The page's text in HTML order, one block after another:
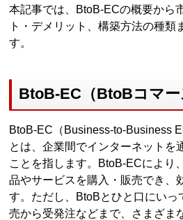
本記事では、BtoB-ECの概要から
ト・デメリット、構築方法の種類
す。
BtoB-EC（BtoBコマー
BtoB-EC（Business-to-Business
とは、企業間でインターネットを
ことを指します。BtoB-ECにより
品やサービスを購入・販売でき、
す。ただし、BtoBとひと口にいっ
売から受発注などまで、さまざま